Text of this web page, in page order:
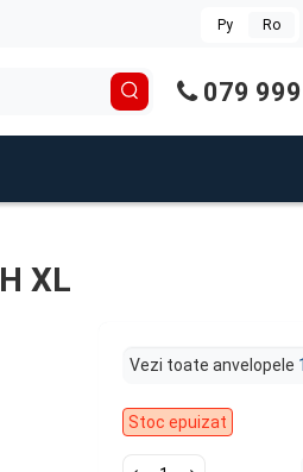
Ру Ro
079
XL
Vezi toate anvelopele
Stoc epuizat